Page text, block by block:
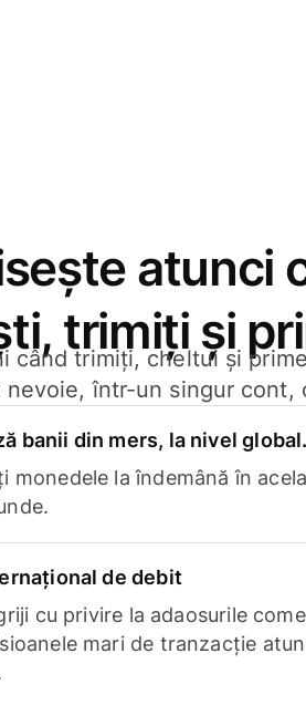
atunci
trimiți și
când trimiți, cheltui și
nevoie, într-un singur cont,
banii din mers, la nivel
monedele la îndemână în
de debit
cu privire la adaosurile
mari de tranzacție